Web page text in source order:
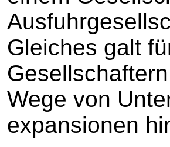
Gleiches galt
Wege von
expansionen